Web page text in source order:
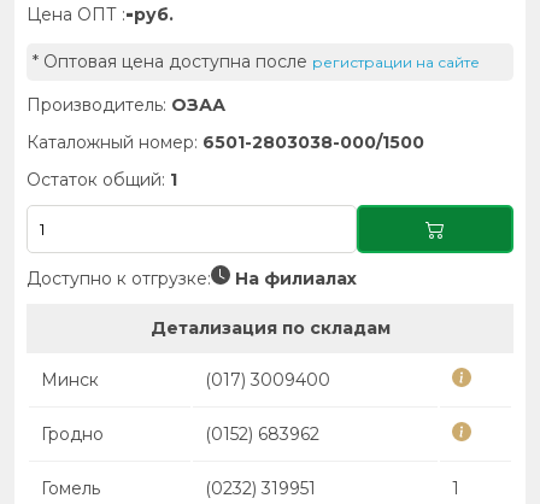
Цена ОПТ :-руб.
* Оптовая цена доступна после регистрации на сайте
Производитель: ОЗАА
Каталожный номер: 6501-2803038-000/1500
Остаток общий: 1
Доступно к отгрузке: На филиалах
Детализация по складам
Минск (017) 3009400
Гродно (0152) 683962
Гомель (0232) 319951 1